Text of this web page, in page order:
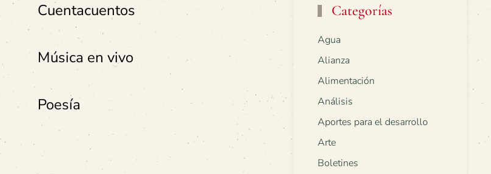
Cuentacuentos
Música en vivo
Poesía
Categorías
Agua
Alianza
Alimentación
Análisis
Aportes para el desarrollo
Arte
Boletines